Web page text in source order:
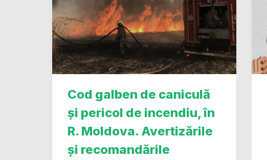
Cod galben de caniculă
și pericol de incendiu, în
R. Moldova. Avertizările
și recomandările